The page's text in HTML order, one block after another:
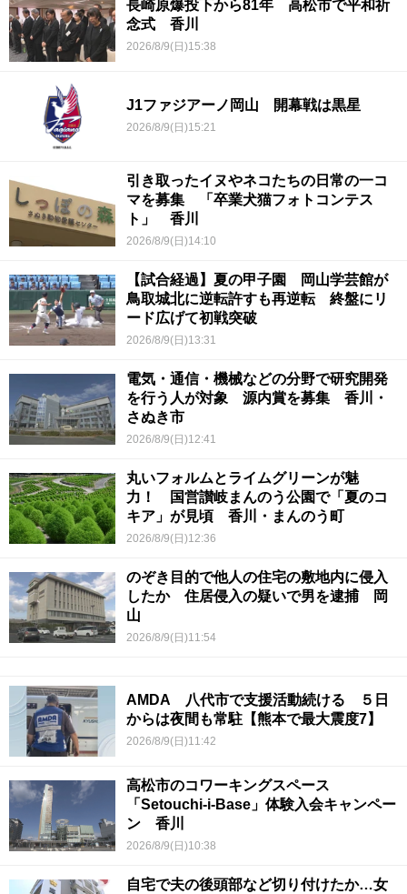
長崎原爆投下から81年 高松市で平和祈
念式 香川
2026/8/9(日)15:38
J1ファジアーノ岡山 開幕戦は黒星
2026/8/9(日)15:21
引き取ったイヌやネコたちの日常の一コ
マを募集 「卒業犬猫フォトコンテス
ト」 香川
2026/8/9(日)14:10
【試合経過】夏の甲子園 岡山学芸館が
鳥取城北に逆転許すも再逆転 終盤にリ
ード広げて初戦突破
2026/8/9(日)13:31
電気・通信・機械などの分野で研究開発
を行う人が対象 源内賞を募集 香川・
さぬき市
2026/8/9(日)12:41
丸いフォルムとライムグリーンが魅
力！ 国営讃岐まんのう公園で「夏のコ
キア」が見頃 香川・まんのう町
2026/8/9(日)12:36
のぞき目的で他人の住宅の敷地内に侵入
したか 住居侵入の疑いで男を逮捕 岡
山
2026/8/9(日)11:54
AMDA 八代市で支援活動続ける ５日
からは夜間も常駐【熊本で最大震度7】
2026/8/9(日)11:42
高松市のコワーキングスペース
「Setouchi-i-Base」体験入会キャンペー
ン 香川
2026/8/9(日)10:38
自宅で夫の後頭部など切り付けたか…女